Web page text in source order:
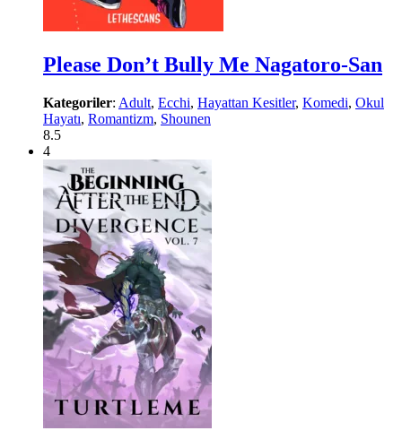
Please Don’t Bully Me Nagatoro-San
Kategoriler: Adult, Ecchi, Hayattan Kesitler, Komedi, Okul
Hayatı, Romantizm, Shounen
8.5
4